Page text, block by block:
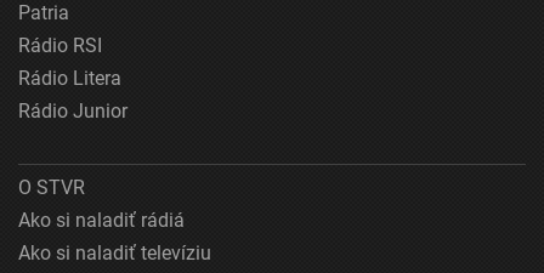
Patria
Rádio RSI
Rádio Litera
Rádio Junior
O STVR
Ako si naladiť rádiá
Ako si naladiť televíziu